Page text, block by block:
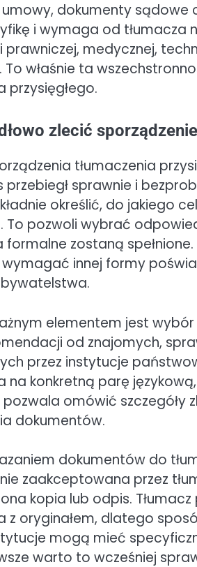
dokumenty sądowe
i wymaga od tłumacza
medycznej,
To właśnie ta
przysięgłego.
zlecić
tłumaczenia
przebiegł sprawnie i
określić, do jakiego
To pozwoli wybrać
zostaną
innej formy
elementem jest
od znajomych,
przez instytucje
na konkretną parę
omówić szczegóły
dokumentów.
dokumentów do
zaakceptowana przez
kopia lub odpis.
z oryginałem, dlatego
mogą mieć
warto to wcześniej